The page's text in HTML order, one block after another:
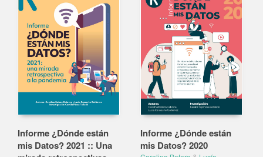
Informe ¿Dónde están
mis Datos? 2021 :: Una
Informe ¿Dónde están
mis Datos? 2020